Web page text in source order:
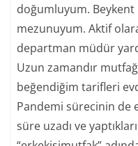
doğumluyum.
mezunuyum. Aktif
departman müdür
Uzun zamandır
beğendiğim tarifleri
Pandemi sürecinin de
süre uzadı ve